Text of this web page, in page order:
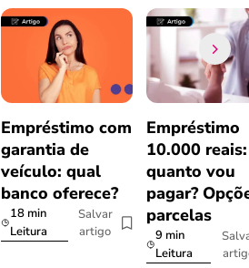
Empréstimo com
garantia de
veículo: qual
banco oferece?
18 min
Leitura
Salvar
artigo
Empréstimo
10.000 reais:
quanto vou
pagar?
parcelas
9 min
Leitura